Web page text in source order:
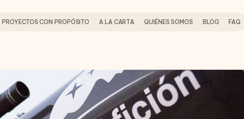
PROYECTOS CON PROPÓSITO A LA CARTA QUIÉNES SOMOS BLOG FAQ